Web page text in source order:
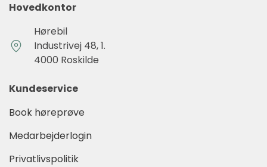
Hovedkontor
Hørebil
Industrivej 48, 1.
4000 Roskilde
Kundeservice
Book høreprøve
Medarbejderlogin
Privatlivspolitik